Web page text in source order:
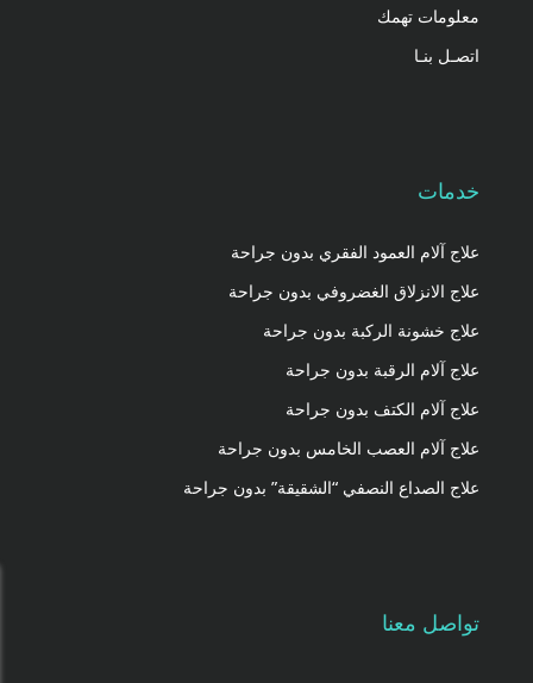
معلومات تهمك
اتصـل بنـا
خدمات
علاج آلام العمود الفقري بدون جراحة
علاج الانزلاق الغضروفي بدون جراحة
علاج خشونة الركبة بدون جراحة
علاج آلام الرقبة بدون جراحة
علاج آلام الكتف بدون جراحة
علاج آلام العصب الخامس بدون جراحة
علاج الصداع النصفي “الشقيقة” بدون جراحة
تواصل معنا